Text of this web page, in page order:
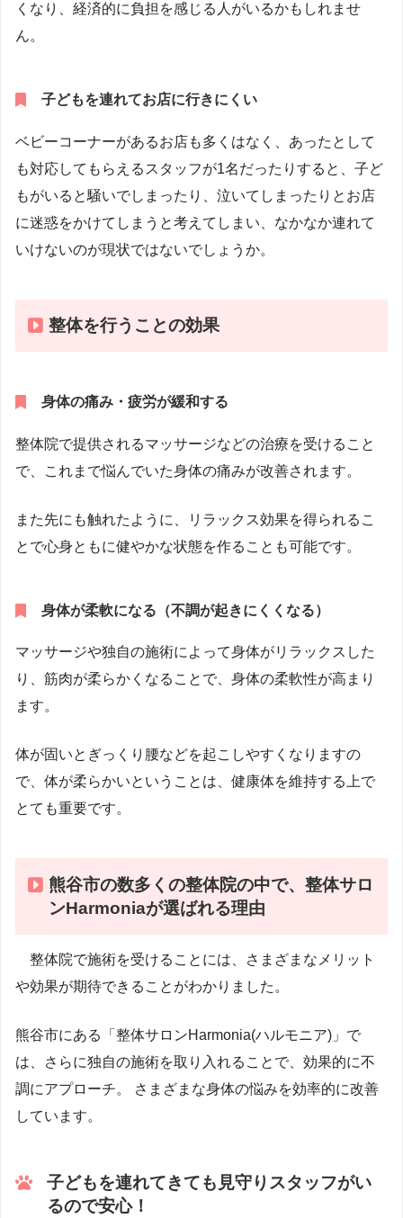
くなり、経済的に負担を感じる人がいるかもしれませ
ん。
子どもを連れてお店に行きにくい
ベビーコーナーがあるお店も多くはなく、あったとして
も対応してもらえるスタッフが1名だったりすると、子ど
もがいると騒いでしまったり、泣いてしまったりとお店
に迷惑をかけてしまうと考えてしまい、なかなか連れて
いけないのが現状ではないでしょうか。
整体を行うことの効果
身体の痛み・疲労が緩和する
整体院で提供されるマッサージなどの治療を受けること
で、これまで悩んでいた身体の痛みが改善されます。
また先にも触れたように、リラックス効果を得られるこ
とで心身ともに健やかな状態を作ることも可能です。
身体が柔軟になる（不調が起きにくくなる）
マッサージや独自の施術によって身体がリラックスした
り、筋肉が柔らかくなることで、身体の柔軟性が高まり
ます。
体が固いとぎっくり腰などを起こしやすくなりますの
で、体が柔らかいということは、健康体を維持する上で
とても重要です。
熊谷市の数多くの整体院の中で、整体サロ
ンHarmoniaが選ばれる理由
整体院で施術を受けることには、さまざまなメリット
や効果が期待できることがわかりました。
熊谷市にある「整体サロンHarmonia(ハルモニア)」で
は、さらに独自の施術を取り入れることで、効果的に不
調にアプローチ。 さまざまな身体の悩みを効率的に改善
しています。
子どもを連れてきても見守りスタッフがい
るので安心！